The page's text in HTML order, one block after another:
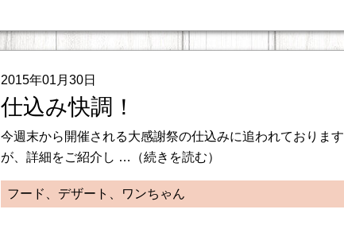
2015年01月30日
仕込み快調！
今週末から開催される大感謝祭の仕込みに追われております
が、詳細をご紹介し …（続きを読む）
フード、デザート、ワンちゃん